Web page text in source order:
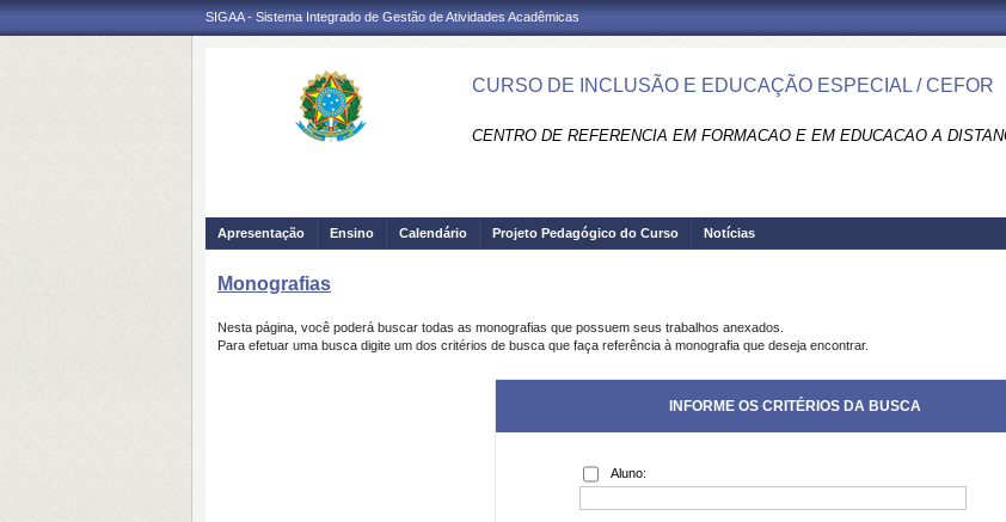
SIGAA - Sistema Integrado de Gestão de Atividades Acadêmicas
CURSO DE INCLUSÃO E EDUCAÇÃO ESPECIAL / CEFOR
CENTRO DE REFERENCIA EM FORMACAO E EM EDUCACAO A
Apresentação Ensino Calendário Projeto Pedagógico do Curso Notícias
Monografias
Nesta página, você poderá buscar todas as monografias que possuem seus trabalhos anexados.
Para efetuar uma busca digite um dos critérios de busca que faça referência à monografia que deseja encontrar.
INFORME OS CRITÉRIOS DA BUSCA
Aluno: